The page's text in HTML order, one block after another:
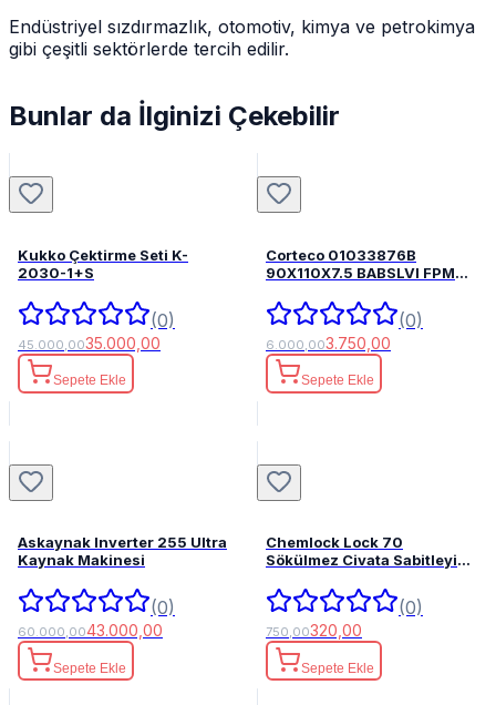
Endüstriyel sızdırmazlık, otomotiv, kimya ve petrokimya
gibi çeşitli sektörlerde tercih edilir.
Bunlar da İlginizi Çekebilir
Kukko Çektirme Seti K-
2030-1+S
(0)
45.000,0035.000,00
Sepete Ekle
Corteco 01033876B
90X110X7.5 BABSLVI FPM
(0)
6.000,003.750,00
Sepete Ekle
Askaynak Inverter 255 Ultra
Kaynak Makinesi
(0)
60.000,0043.000,00
Sepete Ekle
Chemlock Lock 70
Sökülmez Civata Sabitleyici
(0)
750,00320,00
Sepete Ekle